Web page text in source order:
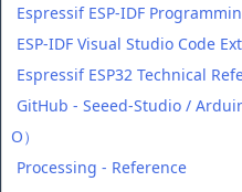
Espressif ESP-IDF
ESP-IDF Visual Studio Code
Espressif ESP32 Technical
GitHub - Seeed-Studio /
O）
Processing - Reference